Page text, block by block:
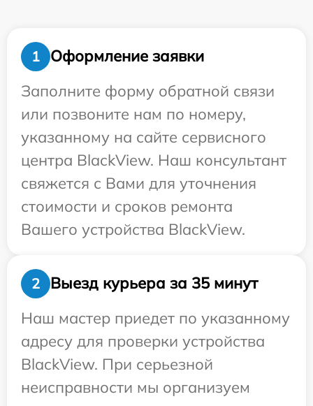
1
Оформление заявки
Заполните форму обратной связи
или позвоните нам по номеру,
указанному на сайте сервисного
центра BlackView. Наш консультант
свяжется с Вами для уточнения
стоимости и сроков ремонта
Вашего устройства BlackView.
2
Выезд курьера за 35 минут
Наш мастер приедет по указанному
адресу для проверки устройства
BlackView. При серьезной
неисправности мы организуем